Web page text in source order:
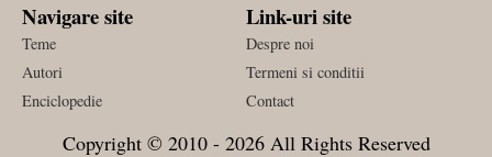
Navigare site
Teme
Autori
Enciclopedie
Link-uri site
Despre noi
Termeni si conditii
Contact
Copyright © 2010 - 2026 All Rights Reserved